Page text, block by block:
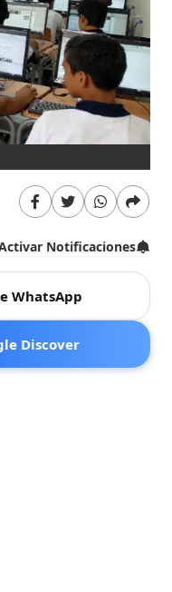
Notificaciones
WhatsApp
Discover